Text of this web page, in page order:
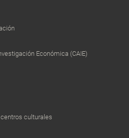
Económica (CAIE)
culturales